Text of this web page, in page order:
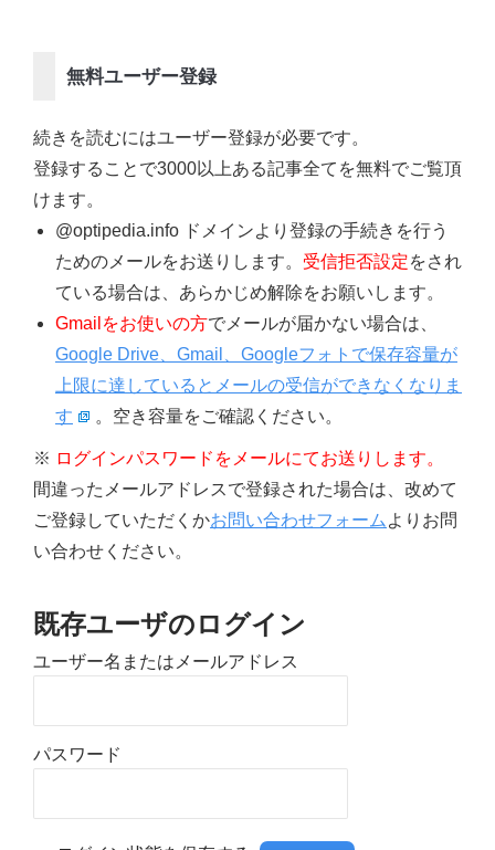
無料ユーザー登録
続きを読むにはユーザー登録が必要です。
登録することで3000以上ある記事全てを無料でご覧頂
けます。
@optipedia.info ドメインより登録の手続きを行う
ためのメールをお送りします。 受信拒否設定をされ
ている場合は、あらかじめ解除をお願いします。
Gmailをお使いの方でメールが届かない場合は、
Google Drive、Gmail、Googleフォトで保存容量が
上限に達しているとメールの受信ができなくなりま
す
。空き容量をご確認ください。
※ ログインパスワードをメールにてお送りします。
間違ったメールアドレスで登録された場合は、改めて
ご登録していただくかお問い合わせフォーム よりお問
い合わせください。
既存ユーザのログイン
ユーザー名またはメールアドレス
パスワード